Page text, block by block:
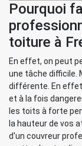
Pourquoi
toiture à
En effet, on peut
une tâche difficile.
différente. En
et à la fois
les toits à forte
la hauteur de vos
d'un couvreur